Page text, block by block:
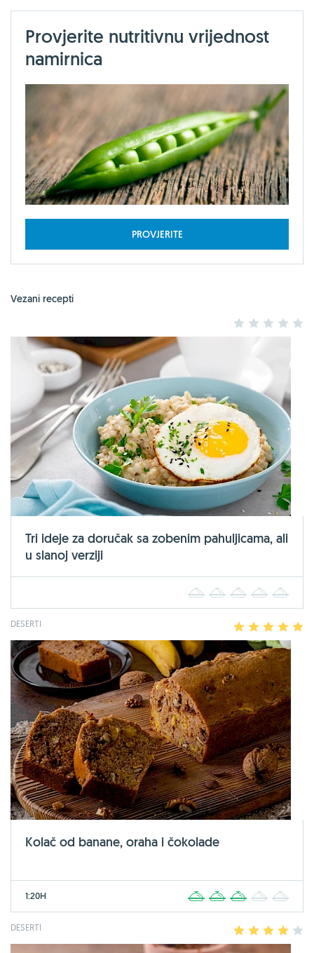
Provjerite nutritivnu vrijednost
namirnica
PROVJERITE
Vezani recepti
2 3 4
Tri ideje za doručak sa zobenim pahuljicama, ali
u slanoj verziji
2 3 4
DESERTI 2 3 4
Kolač od banane, oraha i čokolade
1:20H 2 3 4
DESERTI 2 3 4